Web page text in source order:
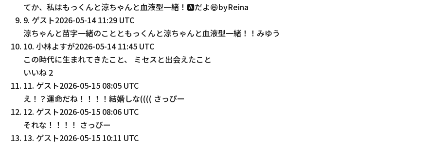
てか、私はもっくんと涼ちゃんと血液型一緒！🅰️だよ😄byReina
9. ゲスト2026-05-14 11:29 UTC
涼ちゃんと苗字一緒のことともっくんと涼ちゃんと血液型一緒！！みゆう
10. 小林よすが2026-05-14 11:45 UTC
この時代に生まれてきたこと、 ミセスと出会えたこと
いいね 2
11. ゲスト2026-05-15 08:05 UTC
え！？運命だね！！！！結婚しな(((( さっぴー
12. ゲスト2026-05-15 08:06 UTC
それな！！！！ さっぴー
13. ゲスト2026-05-15 10:11 UTC